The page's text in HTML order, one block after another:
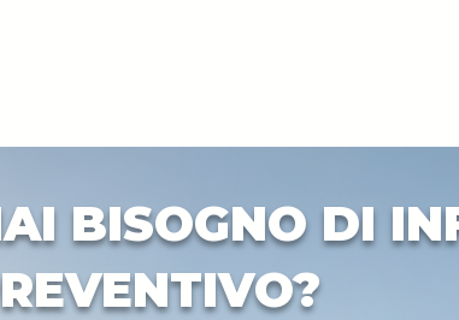
BISOGNO DI